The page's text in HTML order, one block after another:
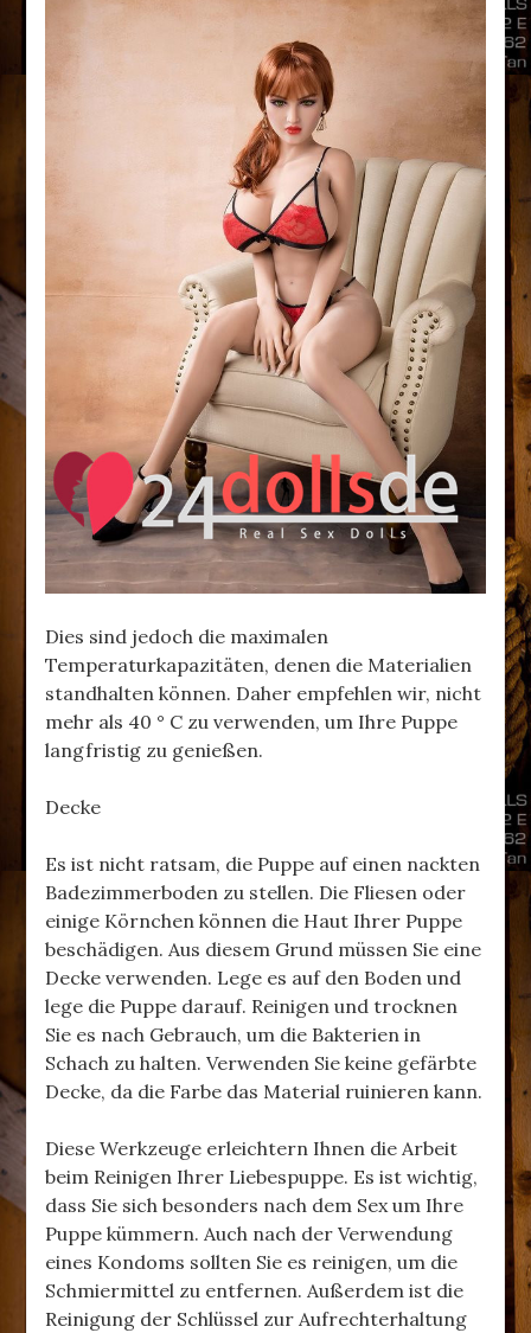
Dies sind jedoch die maximalen
Temperaturkapazitäten, denen die Materialien
standhalten können. Daher empfehlen wir, nicht
mehr als 40 ° C zu verwenden, um Ihre Puppe
langfristig zu genießen.
Decke
Es ist nicht ratsam, die Puppe auf einen nackten
Badezimmerboden zu stellen. Die Fliesen oder
einige Körnchen können die Haut Ihrer Puppe
beschädigen. Aus diesem Grund müssen Sie eine
Decke verwenden. Lege es auf den Boden und
lege die Puppe darauf. Reinigen und trocknen
Sie es nach Gebrauch, um die Bakterien in
Schach zu halten. Verwenden Sie keine gefärbte
Decke, da die Farbe das Material ruinieren kann.
Diese Werkzeuge erleichtern Ihnen die Arbeit
beim Reinigen Ihrer Liebespuppe. Es ist wichtig,
dass Sie sich besonders nach dem Sex um Ihre
Puppe kümmern. Auch nach der Verwendung
eines Kondoms sollten Sie es reinigen, um die
Schmiermittel zu entfernen. Außerdem ist die
Reinigung der Schlüssel zur Aufrechterhaltung